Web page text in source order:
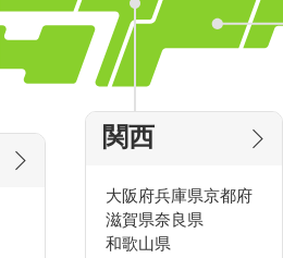
関西
大阪府兵庫県京都府
滋賀県奈良県
和歌山県
関東